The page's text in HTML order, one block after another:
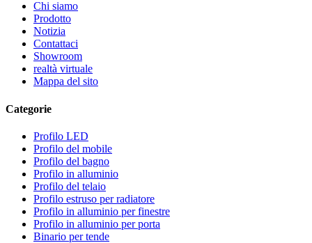
Chi siamo
Prodotto
Notizia
Contattaci
Showroom
realtà virtuale
Mappa del sito
Categorie
Profilo LED
Profilo del mobile
Profilo del bagno
Profilo in alluminio
Profilo del telaio
Profilo estruso per radiatore
Profilo in alluminio per finestre
Profilo in alluminio per porta
Binario per tende